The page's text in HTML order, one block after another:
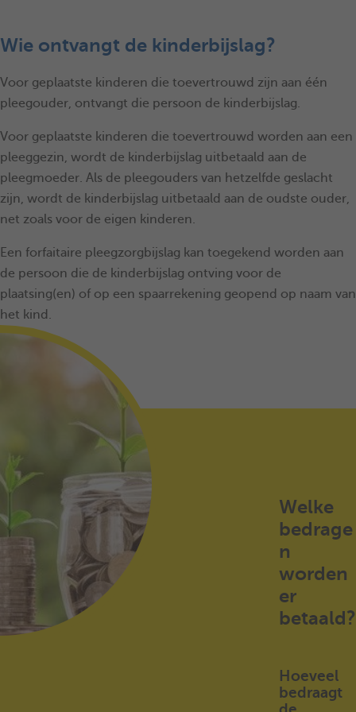
Wie ontvangt de kinderbijslag?
Voor geplaatste kinderen die toevertrouwd zijn aan één
pleegouder, ontvangt die persoon de kinderbijslag.
Voor geplaatste kinderen die toevertrouwd worden aan een
pleeggezin, wordt de kinderbijslag uitbetaald aan de
pleegmoeder. Als de pleegouders van hetzelfde geslacht
zijn, wordt de kinderbijslag uitbetaald aan de oudste ouder,
net zoals voor de eigen kinderen.
Een forfaitaire pleegzorgbijslag kan toegekend worden aan
de persoon die de kinderbijslag ontving voor de
plaatsing(en) of op een spaarrekening geopend op naam van
het kind.
Welke
bedrage
n
worden
er
betaald?
Hoeveel
bedraagt